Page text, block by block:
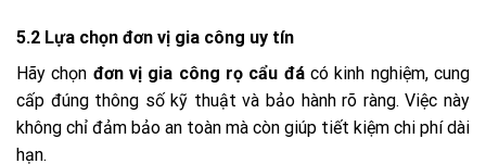
5.2 Lựa chọn đơn vị gia công uy tín
Hãy chọn đơn vị gia công rọ cẩu đácó kinh nghiệm, cung
cấp đúng thông số kỹ thuật và bảo hành rõ ràng. Việc này
không chỉ đảm bảo an toàn mà còn giúp tiết kiệm chi phí dài
hạn.